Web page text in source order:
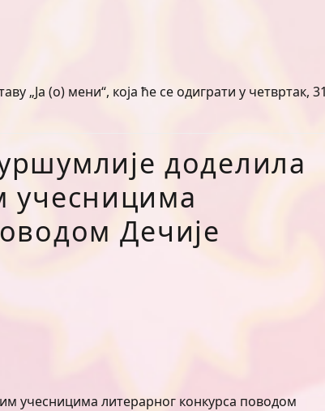
„Ја (о) мени“, која ће се одиграти у четвртак,
доделила
учесницима
Дечије
учесницима литерарног конкурса поводом